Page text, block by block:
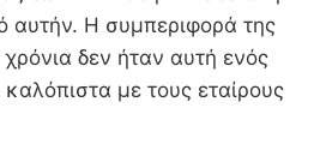
αυτήν. Η συμπεριφορά της
δεν ήταν αυτή ενός
με τους εταίρους